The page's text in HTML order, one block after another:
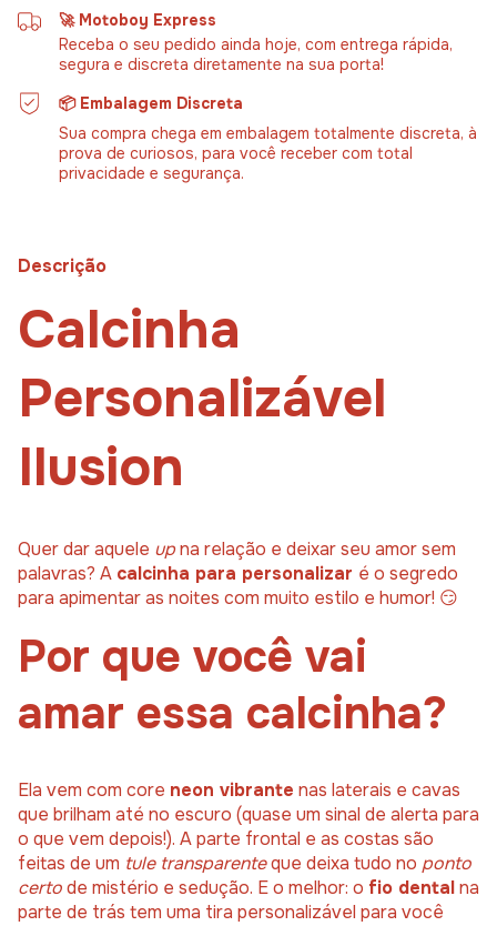
🚀 Motoboy Express
Receba o seu pedido ainda hoje, com entrega rápida,
segura e discreta diretamente na sua porta!
📦 Embalagem Discreta
Sua compra chega em embalagem totalmente discreta, à
prova de curiosos, para você receber com total
privacidade e segurança.
Descrição
Calcinha
Personalizável
Ilusion
Quer dar aquele upna relação e deixar seu amor sem
palavras? A calcinha para personalizar é o segredo
para apimentar as noites com muito estilo e humor! 😏
Por que você vai
amar essa calcinha?
Ela vem com core neon vibrante nas laterais e cavas
que brilham até no escuro (quase um sinal de alerta para
o que vem depois!). A parte frontal e as costas são
feitas de um tule transparenteque deixa tudo no ponto
certode mistério e sedução. E o melhor: o fio dentalna
parte de trás tem uma tira personalizável para você